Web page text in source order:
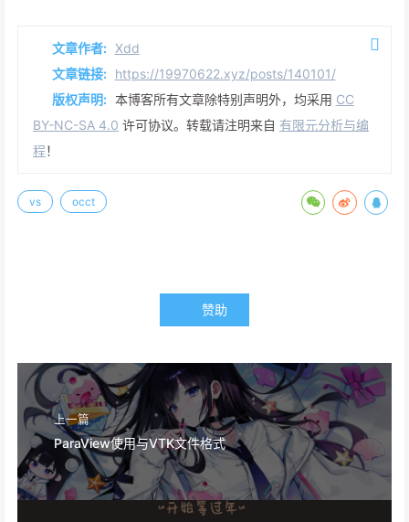
文章作者: Xdd
文章链接: https://19970622.xyz/posts/140101/
版权声明: 本博客所有文章除特别声明外，均采用 CC
BY-NC-SA 4.0 许可协议。转载请注明来自 有限元分析与编
程！
vs occt
赞助
上一篇
ParaView使用与VTK文件格式